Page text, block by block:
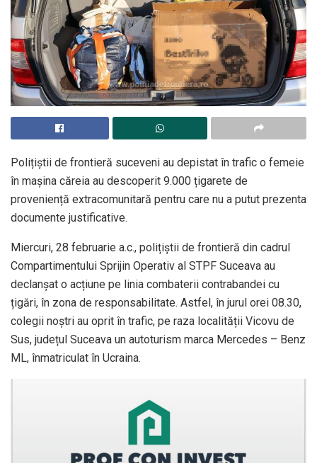
Polițiștii de frontieră suceveni au depistat în trafic o femeie
în mașina căreia au descoperit 9.000 țigarete de
proveniență extracomunitară pentru care nu a putut prezenta
documente justificative.
Miercuri, 28 februarie a.c., polițiștii de frontieră din cadrul
Compartimentului Sprijin Operativ al STPF Suceava au
declanșat o acțiune pe linia combaterii contrabandei cu
țigări, în zona de responsabilitate. Astfel, în jurul orei 08.30,
colegii noștri au oprit în trafic, pe raza localității Vicovu de
Sus, județul Suceava un autoturism marca Mercedes – Benz
ML, înmatriculat în Ucraina.